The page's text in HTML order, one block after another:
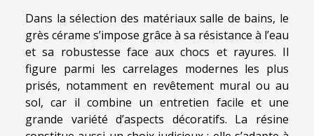
Dans la sélection des matériaux salle de bains, le
grès cérame s’impose grâce à sa résistance à l’eau
et sa robustesse face aux chocs et rayures. Il
figure parmi les carrelages modernes les plus
prisés, notamment en revêtement mural ou au
sol, car il combine un entretien facile et une
grande variété d’aspects décoratifs. La résine